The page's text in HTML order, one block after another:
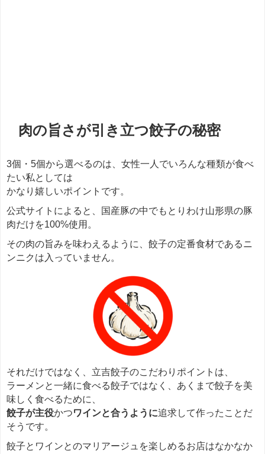
肉の旨さが引き立つ餃子の秘密
3個・5個から選べるのは、女性一人でいろんな種類が食べ
たい私としては
かなり嬉しいポイントです。
公式サイトによると、国産豚の中でもとりわけ山形県の豚
肉だけを100%使用。
その肉の旨みを味わえるように、餃子の定番食材であるニ
ンニクは入っていません。
それだけではなく、立吉餃子のこだわりポイントは、
ラーメンと一緒に食べる餃子ではなく、あくまで餃子を美
味しく食べるために、
餃子が主役かつワインと合うように追求して作ったことだ
そうです。
餃子とワインとのマリアージュを楽しめるお店はなかなか